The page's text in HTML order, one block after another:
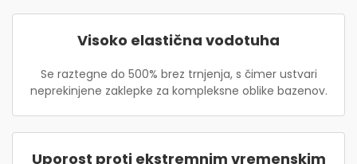
Visoko elastična vodotuha
Se raztegne do 500% brez trnjenja, s čimer ustvari
neprekinjene zaklepke za kompleksne oblike bazenov.
Uporost proti ekstremnim vremenskim